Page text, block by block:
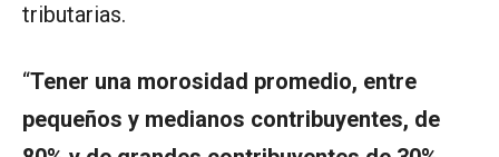
tributarias.
“Tener una morosidad promedio, entre
pequeños y medianos contribuyentes, de